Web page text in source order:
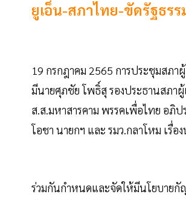
ยูเอ็น-สภาไทย-ขัดรัฐธ
19 กรกฎาคม 2565 การประชุมสภ
มีนายศุภชัย โพธิ์สุ รองประธานสภา
ส.ส.มหาสารคาม พรรคเพื่อไทย อภิ
โอชา นายกฯ และ รมว.กลาโหม เรื่อ
ร่วมกันกำหนดและจัดให้มีนโยบายกั